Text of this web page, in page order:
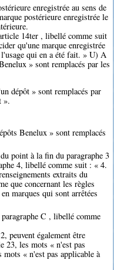
enregistrée au sens de
postérieure enregistrée le
14ter , libellé comme suit
qu'une marque enregistrée
qui en a été fait. » U) A
» sont remplacés par les
dépôt » sont remplacés par
».
Benelux » sont remplacés
point à la fin du paragraphe 3
4, libellé comme suit : « 4.
extraits du
que concernant les règles
marques qui sont arrêtées
C , libellé comme
peuvent également être
23, les mots « n'est pas
mots « n'est pas applicable à